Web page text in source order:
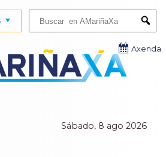
Sábado, 8 ago 2026
Axenda